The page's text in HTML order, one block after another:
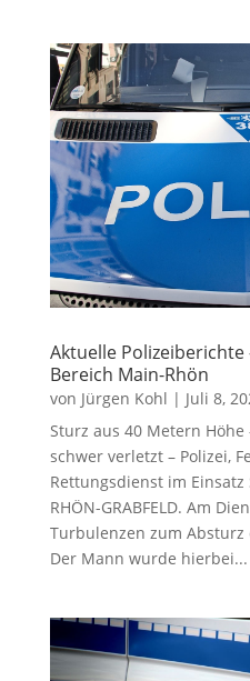
Aktuelle Polizeiberichte
Bereich Main-Rhön
von Jürgen Kohl | Juli 8,
Sturz aus 40 Metern
schwer verletzt – Polizei,
Rettungsdienst im Einsatz
RHÖN-GRABFELD. Am
Turbulenzen zum
Der Mann wurde hierbei...